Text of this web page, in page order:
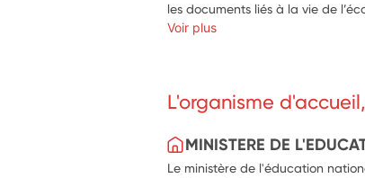
les documents liés à la vie de
distribution des commandes. Ils
Voir plus
L'organisme
MINISTERE DE
Le ministère de l'éducation